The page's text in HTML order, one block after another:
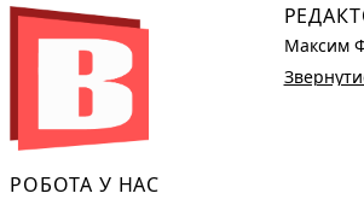
РОБОТА У НАС
Максим